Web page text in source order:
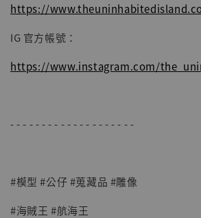
https://
IG 官方帳號：
https://www.instagram.com/
- - - - - - - - - - - - - - - - - - - -
#模型 #公仔 #蒐藏品 #雕像
#海賊王 #航海王